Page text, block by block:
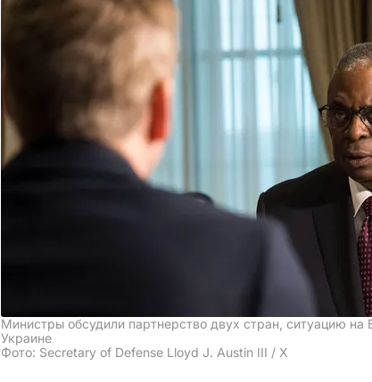
Министры обсудили партнерство двух стран, ситуацию на
Украине
Фото: Secretary of Defense Lloyd J. Austin III / X